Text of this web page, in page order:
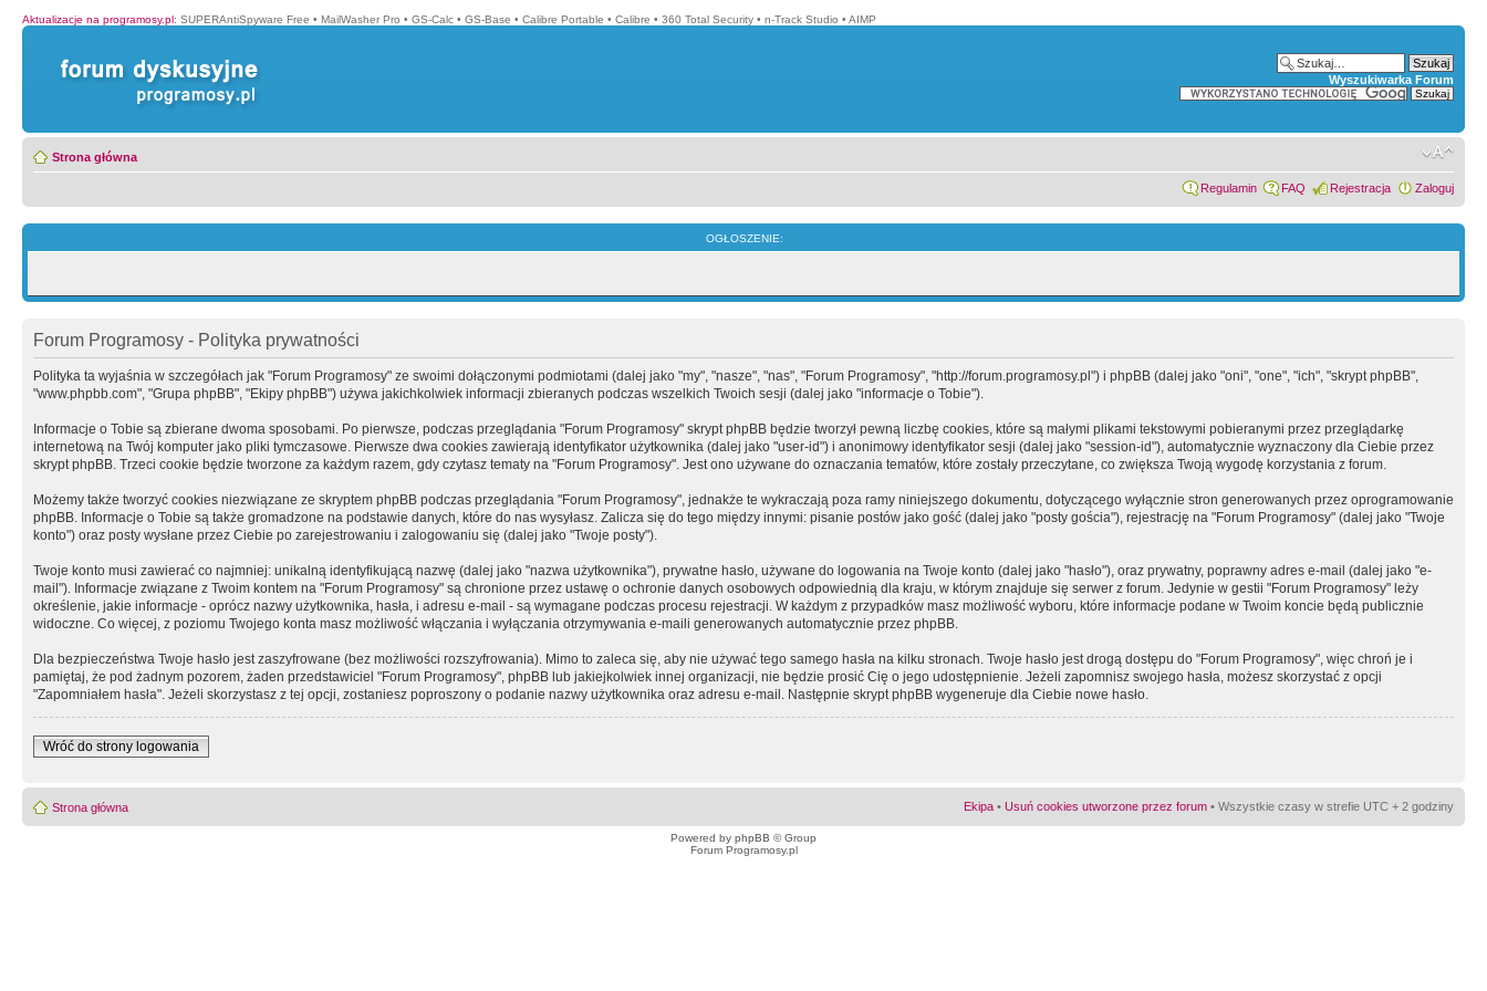
Aktualizacje na programosy.pl: SUPERAntiSpyware Free • MailWasher Pro • GS-Calc • GS-Base • Calibre Portable • Calibre • 360 Total Security • n-Track Studio • AIMP
Wyszukiwarka Forum
Strona główna
Regulamin FAQ Rejestracja Zaloguj
OGŁOSZENIE:
Forum Programosy - Polityka prywatności
Polityka ta wyjaśnia w szczegółach jak "Forum Programosy" ze swoimi dołączonymi podmiotami (dalej jako "my", "nasze", "nas", "Forum Programosy", "http://forum.programosy.pl") i phpBB (dalej jako "oni", "one", "ich", "skrypt phpBB",
"www.phpbb.com", "Grupa phpBB", "Ekipy phpBB") używa jakichkolwiek informacji zbieranych podczas wszelkich Twoich sesji (dalej jako "informacje o Tobie").
Informacje o Tobie są zbierane dwoma sposobami. Po pierwsze, podczas przeglądania "Forum Programosy" skrypt phpBB będzie tworzył pewną liczbę cookies, które są małymi plikami tekstowymi pobieranymi przez przeglądarkę
internetową na Twój komputer jako pliki tymczasowe. Pierwsze dwa cookies zawierają identyfikator użytkownika (dalej jako "user-id") i anonimowy identyfikator sesji (dalej jako "session-id"), automatycznie wyznaczony dla Ciebie przez
skrypt phpBB. Trzeci cookie będzie tworzone za każdym razem, gdy czytasz tematy na "Forum Programosy". Jest ono używane do oznaczania tematów, które zostały przeczytane, co zwiększa Twoją wygodę korzystania z forum.
Możemy także tworzyć cookies niezwiązane ze skryptem phpBB podczas przeglądania "Forum Programosy", jednakże te wykraczają poza ramy niniejszego dokumentu, dotyczącego wyłącznie stron generowanych przez oprogramowanie
phpBB. Informacje o Tobie są także gromadzone na podstawie danych, które do nas wysyłasz. Zalicza się do tego między innymi: pisanie postów jako gość (dalej jako "posty gościa"), rejestrację na "Forum Programosy" (dalej jako "Twoje
konto") oraz posty wysłane przez Ciebie po zarejestrowaniu i zalogowaniu się (dalej jako "Twoje posty").
Twoje konto musi zawierać co najmniej: unikalną identyfikującą nazwę (dalej jako "nazwa użytkownika"), prywatne hasło, używane do logowania na Twoje konto (dalej jako "hasło"), oraz prywatny, poprawny adres e-mail (dalej jako "e-
mail"). Informacje związane z Twoim kontem na "Forum Programosy" są chronione przez ustawę o ochronie danych osobowych odpowiednią dla kraju, w którym znajduje się serwer z forum. Jedynie w gestii "Forum Programosy" leży
określenie, jakie informacje - oprócz nazwy użytkownika, hasła, i adresu e-mail - są wymagane podczas procesu rejestracji. W każdym z przypadków masz możliwość wyboru, które informacje podane w Twoim koncie będą publicznie
widoczne. Co więcej, z poziomu Twojego konta masz możliwość włączania i wyłączania otrzymywania e-maili generowanych automatycznie przez phpBB.
Dla bezpieczeństwa Twoje hasło jest zaszyfrowane (bez możliwości rozszyfrowania). Mimo to zaleca się, aby nie używać tego samego hasła na kilku stronach. Twoje hasło jest drogą dostępu do "Forum Programosy", więc chroń je i
pamiętaj, że pod żadnym pozorem, żaden przedstawiciel "Forum Programosy", phpBB lub jakiejkolwiek innej organizacji, nie będzie prosić Cię o jego udostępnienie. Jeżeli zapomnisz swojego hasła, możesz skorzystać z opcji
"Zapomniałem hasła". Jeżeli skorzystasz z tej opcji, zostaniesz poproszony o podanie nazwy użytkownika oraz adresu e-mail. Następnie skrypt phpBB wygeneruje dla Ciebie nowe hasło.
Wróć do strony logowania
Strona główna Ekipa • Usuń cookies utworzone przez forum • Wszystkie czasy w strefie UTC + 2 godziny
Powered by phpBB © Group
Forum Programosy.pl